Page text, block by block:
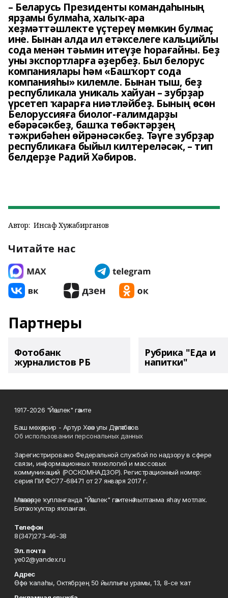
– Беларусь Президенты командаһының
ярҙамы булмаһа, халыҡ-ара
хеҙмәттәшлекте үҫтереү мөмкин булмаҫ
ине. Бынан алда ил етәкселеге кальцийлы
сода менән тәьмин итеүҙе һорағайны. Беҙ
уны экспортларға әҙербеҙ. Был белорус
компаниялары һәм «Башҡорт сода
компанияһы» килемле. Бынан тыш, беҙ
республикала уникаль хайуан – зубрҙар
үрсетеп ҡарарға ниәтләйбеҙ. Бының өсөн
Белоруссияға биолог-ғалимдарҙы
ебәрәсәкбеҙ, башҡа төбәктәрҙең
тәжрибәһен өйрәнәсәкбеҙ. Тәүге зубрҙар
республикаға быйыл килтереләсәк, – тип
белдерҙе Радий Хәбиров.
Автор: Инсаф Хужабирганов
Читайте нас
Партнеры
Фотобанк
журналистов РБ
Рубрика "Еда и
напитки"
1917-2026 "Йәшлек" гәзите
Баш мөхәррир - Артур Хәсән улы Дәүләтбәков
Об использовании персональных данных
Зарегистрировано Федеральной службой по надзору в сфере
связи, информационных технологий и массовых
коммуникаций (РОСКОМНАДЗОР). Регистрационный номер:
серия ПИ ФС77-68471 от 27 января 2017 г.
Мәҡәләләрҙе ҡулланғанда "Йәшлек" гәзитенә һылтанма яһау мотлаҡ.
Бөтә хоҡуҡтар яҡланған.
Телефон
8(347)273-46-38
Эл. почта
ye02@yandex.ru
Адрес
Өфө ҡалаһы, Октябрҙең 50 йыллығы урамы, 13, 8-се ҡат